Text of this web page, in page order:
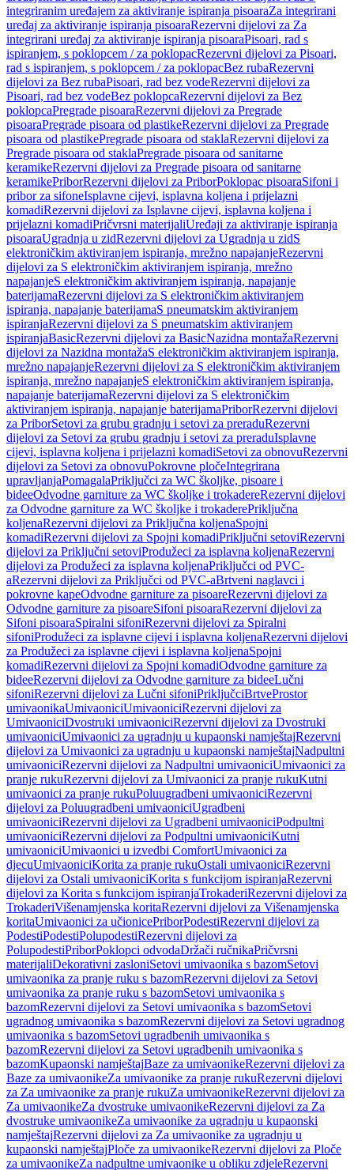
integriranim uređajem za aktiviranje ispiranja pisoaraZa integrirani
uređaj za aktiviranje ispiranja pisoaraRezervni dijelovi za Za
integrirani uređaj za aktiviranje ispiranja pisoaraPisoari, rad s
ispiranjem, s poklopcem / za poklopacRezervni dijelovi za Pisoari,
rad s ispiranjem, s poklopcem / za poklopacBez rubaRezervni
dijelovi za Bez rubaPisoari, rad bez vodeRezervni dijelovi za
Pisoari, rad bez vodeBez poklopcaRezervni dijelovi za Bez
poklopcaPregrade pisoaraRezervni dijelovi za Pregrade
pisoaraPregrade pisoara od plastikeRezervni dijelovi za Pregrade
pisoara od plastikePregrade pisoara od staklaRezervni dijelovi za
Pregrade pisoara od staklaPregrade pisoara od sanitarne
keramikeRezervni dijelovi za Pregrade pisoara od sanitarne
keramikePriborRezervni dijelovi za PriborPoklopac pisoaraSifoni i
pribor za sifoneIsplavne cijevi, isplavna koljena i prijelazni
komadiRezervni dijelovi za Isplavne cijevi, isplavna koljena i
prijelazni komadiPričvrsni materijaliUređaji za aktiviranje ispiranja
pisoaraUgradnja u zidRezervni dijelovi za Ugradnja u zidS
elektroničkim aktiviranjem ispiranja, mrežno napajanjeRezervni
dijelovi za S elektroničkim aktiviranjem ispiranja, mrežno
napajanjeS elektroničkim aktiviranjem ispiranja, napajanje
baterijamaRezervni dijelovi za S elektroničkim aktiviranjem
ispiranja, napajanje baterijamaS pneumatskim aktiviranjem
ispiranjaRezervni dijelovi za S pneumatskim aktiviranjem
ispiranjaBasicRezervni dijelovi za BasicNazidna montažaRezervni
dijelovi za Nazidna montažaS elektroničkim aktiviranjem ispiranja,
mrežno napajanjeRezervni dijelovi za S elektroničkim aktiviranjem
ispiranja, mrežno napajanjeS elektroničkim aktiviranjem ispiranja,
napajanje baterijamaRezervni dijelovi za S elektroničkim
aktiviranjem ispiranja, napajanje baterijamaPriborRezervni dijelovi
za PriborSetovi za grubu gradnju i setovi za preraduRezervni
dijelovi za Setovi za grubu gradnju i setovi za preraduIsplavne
cijevi, isplavna koljena i prijelazni komadiSetovi za obnovuRezervni
dijelovi za Setovi za obnovuPokrovne pločeIntegrirana
upravljanjaPomagalaPriključci za WC školjke, pisoare i
bideeOdvodne garniture za WC školjke i trokadereRezervni dijelovi
za Odvodne garniture za WC školjke i trokaderePriključna
koljenaRezervni dijelovi za Priključna koljenaSpojni
komadiRezervni dijelovi za Spojni komadiPriključni setoviRezervni
dijelovi za Priključni setoviProdužeci za isplavna koljenaRezervni
dijelovi za Produžeci za isplavna koljenaPriključci od PVC-
aRezervni dijelovi za Priključci od PVC-aBrtveni naglavci i
pokrovne kapeOdvodne garniture za pisoareRezervni dijelovi za
Odvodne garniture za pisoareSifoni pisoaraRezervni dijelovi za
Sifoni pisoaraSpiralni sifoniRezervni dijelovi za Spiralni
sifoniProdužeci za isplavne cijevi i isplavna koljenaRezervni dijelovi
za Produžeci za isplavne cijevi i isplavna koljenaSpojni
komadiRezervni dijelovi za Spojni komadiOdvodne garniture za
bideeRezervni dijelovi za Odvodne garniture za bideeLučni
sifoniRezervni dijelovi za Lučni sifoniPriključciBrtveProstor
umivaonikaUmivaoniciUmivaoniciRezervni dijelovi za
UmivaoniciDvostruki umivaoniciRezervni dijelovi za Dvostruki
umivaoniciUmivaonici za ugradnju u kupaonski namještajRezervni
dijelovi za Umivaonici za ugradnju u kupaonski namještajNadpultni
umivaoniciRezervni dijelovi za Nadpultni umivaoniciUmivaonici za
pranje rukuRezervni dijelovi za Umivaonici za pranje rukuKutni
umivaonici za pranje rukuPoluugradbeni umivaoniciRezervni
dijelovi za Poluugradbeni umivaoniciUgradbeni
umivaoniciRezervni dijelovi za Ugradbeni umivaoniciPodpultni
umivaoniciRezervni dijelovi za Podpultni umivaoniciKutni
umivaoniciUmivaonici u izvedbi ComfortUmivaonici za
djecuUmivaoniciKorita za pranje rukuOstali umivaoniciRezervni
dijelovi za Ostali umivaoniciKorita s funkcijom ispiranjaRezervni
dijelovi za Korita s funkcijom ispiranjaTrokaderiRezervni dijelovi za
TrokaderiVišenamjenska koritaRezervni dijelovi za Višenamjenska
koritaUmivaonici za učionicePriborPodestiRezervni dijelovi za
PodestiPodestiPolupodestiRezervni dijelovi za
PolupodestiPriborPoklopci odvodaDržači ručnikaPričvrsni
materijaliDekorativni zasloniSetovi umivaonika s bazomSetovi
umivaonika za pranje ruku s bazomRezervni dijelovi za Setovi
umivaonika za pranje ruku s bazomSetovi umivaonika s
bazomRezervni dijelovi za Setovi umivaonika s bazomSetovi
ugradnog umivaonika s bazomRezervni dijelovi za Setovi ugradnog
umivaonika s bazomSetovi ugradbenih umivaonika s
bazomRezervni dijelovi za Setovi ugradbenih umivaonika s
bazomKupaonski namještajBaze za umivaonikeRezervni dijelovi za
Baze za umivaonikeZa umivaonike za pranje rukuRezervni dijelovi
za Za umivaonike za pranje rukuZa umivaonikeRezervni dijelovi za
Za umivaonikeZa dvostruke umivaonikeRezervni dijelovi za Za
dvostruke umivaonikeZa umivaonike za ugradnju u kupaonski
namještajRezervni dijelovi za Za umivaonike za ugradnju u
kupaonski namještajPloče za umivaonikeRezervni dijelovi za Ploče
za umivaonikeZa nadpultne umivaonike u obliku zdjeleRezervni